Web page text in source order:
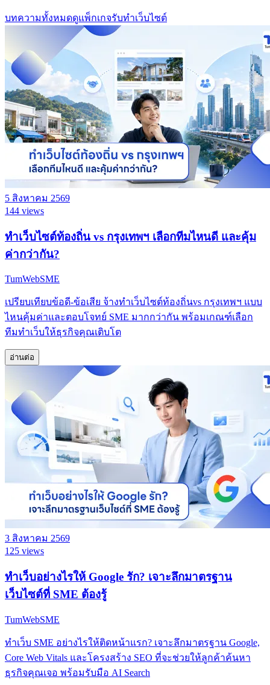
บทความทั้งหมดดูแพ็กเกจรับทำเว็บไซต์
5 สิงหาคม 2569
144 views
ทำเว็บไซต์ท้องถิ่น vs กรุงเทพฯ เลือกทีมไหนดี และคุ้ม
ค่ากว่ากัน?
TumWebSME
เปรียบเทียบข้อดี-ข้อเสีย จ้างทำเว็บไซต์ท้องถิ่นvs กรุงเทพฯ แบบ
ไหนคุ้มค่าและตอบโจทย์ SME มากกว่ากัน พร้อมเกณฑ์เลือก
ทีมทำเว็บให้ธุรกิจคุณเติบโต
อ่านต่อ
3 สิงหาคม 2569
125 views
ทำเว็บอย่างไรให้ Google รัก? เจาะลึกมาตรฐาน
เว็บไซต์ที่ SME ต้องรู้
TumWebSME
ทำเว็บ SME อย่างไรให้ติดหน้าแรก? เจาะลึกมาตรฐาน Google,
Core Web Vitals และโครงสร้าง SEO ที่จะช่วยให้ลูกค้าค้นหา
ธุรกิจคุณเจอ พร้อมรับมือ AI Search